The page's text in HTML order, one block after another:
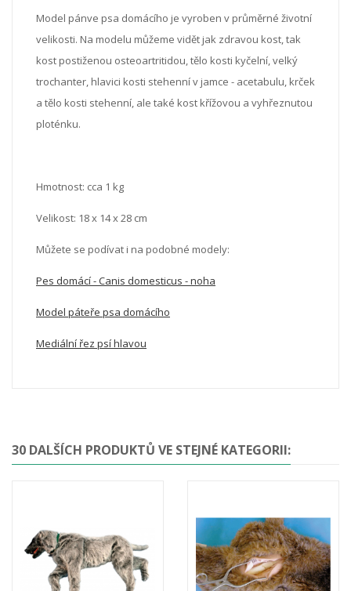
Model pánve psa domácího je vyroben v průměrné životní
velikosti. Na modelu můžeme vidět jak zdravou kost, tak
kost postiženou osteoartritidou, tělo kosti kyčelní, velký
trochanter, hlavici kosti stehenní v jamce - acetabulu, krček
a tělo kosti stehenní, ale také kost křížovou a vyhřeznutou
ploténku.
Hmotnost: cca 1 kg
Velikost: 18 x 14 x 28 cm
Můžete se podívat i na podobné modely:
Pes domácí - Canis domesticus - noha
Model páteře psa domácího
Mediální řez psí hlavou
30 DALŠÍCH PRODUKTŮ VE STEJNÉ KATEGORII: